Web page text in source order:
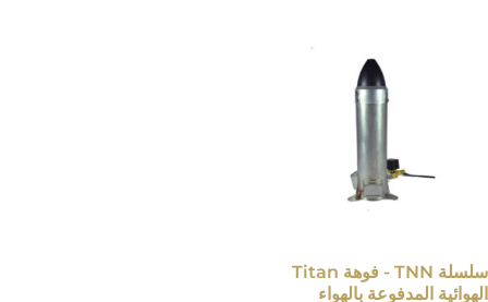
سلسلة TNN - فوهة Titan
الهوائية المدفوعة بالهواء